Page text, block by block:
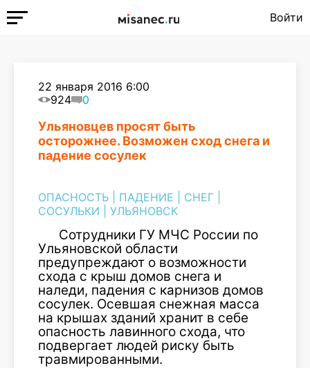
Войти
22 января 2016 6:00
924
0
Ульяновцев просят быть
осторожнее. Возможен сход снега и
падение сосулек
ОПАСНОСТЬ ПАДЕНИЕ СНЕГ
СОСУЛЬКИ
УЛЬЯНОВСК
Сотрудники ГУ МЧС России по
Ульяновской области
предупреждают о возможности
схода с крыш домов снега и
наледи, падения с карнизов домов
сосулек. Осевшая снежная масса
на крышах зданий хранит в себе
опасность лавинного схода, что
подвергает людей риску быть
травмированными.